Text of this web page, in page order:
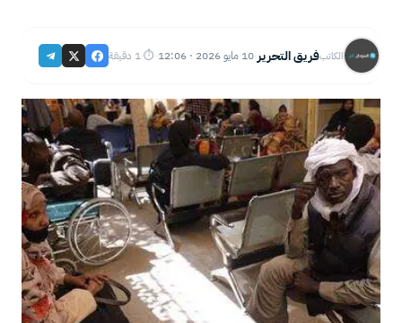
الكاتبفريق التحرير·10 مايو 2026 · 12:06 ·⏱ 1 دقيقة